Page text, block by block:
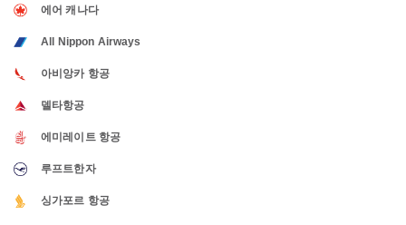
에어 캐나다
All Nippon Airways
아비앙카 항공
델타항공
에미레이트 항공
루프트한자
싱가포르 항공